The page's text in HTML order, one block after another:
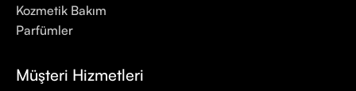
Kozmetik Bakım
Parfümler
Müşteri Hizmetleri